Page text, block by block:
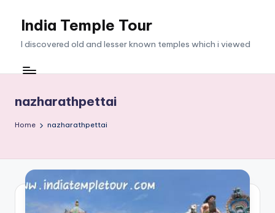
India Temple Tour
I discovered old and lesser known temples which i viewed
nazharathpettai
Home nazharathpettai